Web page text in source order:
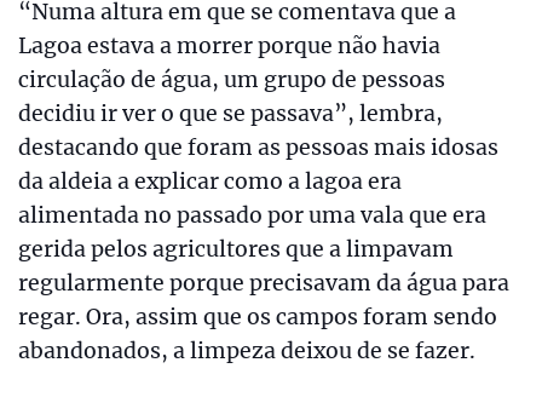
“Numa altura em que se comentava que a
Lagoa estava a morrer porque não havia
circulação de água, um grupo de pessoas
decidiu ir ver o que se passava”, lembra,
destacando que foram as pessoas mais idosas
da aldeia a explicar como a lagoa era
alimentada no passado por uma vala que era
gerida pelos agricultores que a limpavam
regularmente porque precisavam da água para
regar. Ora, assim que os campos foram sendo
abandonados, a limpeza deixou de se fazer.